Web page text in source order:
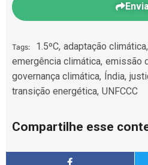
Tags: 1.5ºC, adaptação climática,
emergência climática, emissão
governança climática, Índia,
transição energética, UNFCCC
Compartilhe esse